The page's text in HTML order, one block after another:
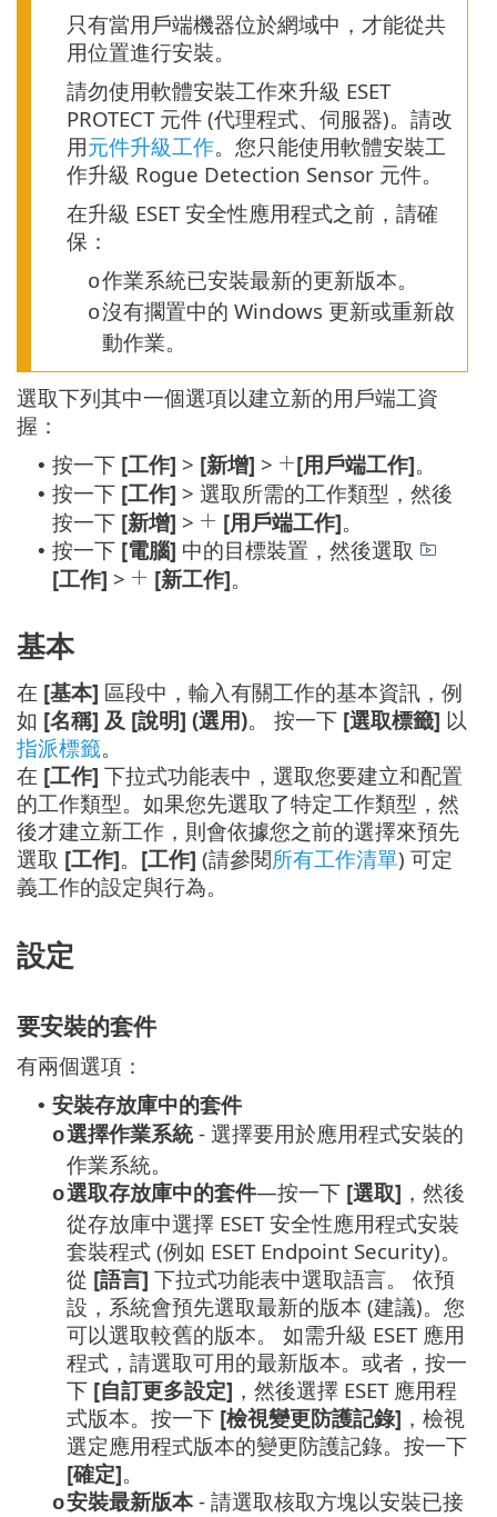
只有當用戶端機器位於網域中，才能從共
用位置進行安裝。
請勿使用軟體安裝工作來升級 ESET
PROTECT 元件 (代理程式、伺服器)。請改
用元件升級工作。您只能使用軟體安裝工
作升級 Rogue Detection Sensor 元件。
在升級 ESET 安全性應用程式之前，請確
保：
o作業系統已安裝最新的更新版本。
o沒有擱置中的 Windows 更新或重新啟
動作業。
選取下列其中一個選項以建立新的用戶端工資
握：
• 按一下 [工作] > [新增] > [用戶端工作]。
• 按一下 [工作] > 選取所需的工作類型，然後
按一下 [新增] > [用戶端工作]。
• 按一下 [電腦] 中的目標裝置，然後選取
[工作] > [新工作]。
基本
在 [基本] 區段中，輸入有關工作的基本資訊，例
如 [名稱] 及 [說明] (選用)。 按一下 [選取標籤] 以
指派標籤。
在 [工作] 下拉式功能表中，選取您要建立和配置
的工作類型。如果您先選取了特定工作類型，然
後才建立新工作，則會依據您之前的選擇來預先
選取 [工作]。 [工作] (請參閱所有工作清單) 可定
義工作的設定與行為。
設定
要安裝的套件
有兩個選項：
• 安裝存放庫中的套件
o選擇作業系統- 選擇要用於應用程式安裝的
作業系統。
o選取存放庫中的套件—按一下 [選取] ，然後
從存放庫中選擇 ESET 安全性應用程式安裝
套裝程式 (例如 ESET Endpoint Security)。
從 [語言] 下拉式功能表中選取語言。
依預
設，系統會預先選取最新的版本 (建議)。您
可以選取較舊的版本。
如需升級 ESET 應用
程式，請選取可用的最新版本。或者，按一
下 [自訂更多設定] ，然後選擇 ESET 應用程
式版本。按一下 [檢視變更防護記錄] ，檢視
選定應用程式版本的變更防護記錄。按一下
[確定]。
o安裝最新版本 - 請選取核取方塊以安裝已接